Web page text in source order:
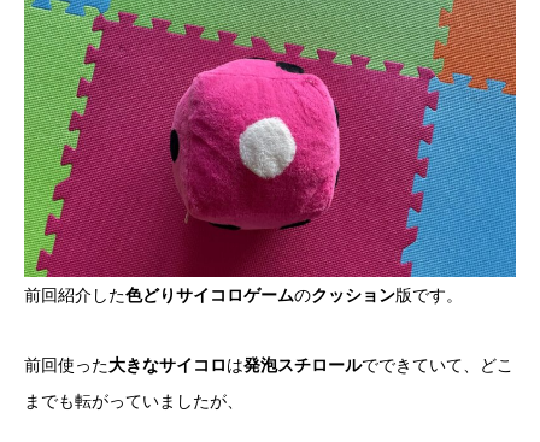
前回紹介した色どりサイコロゲームのクッション版です。
前回使った大きなサイコロは発泡スチロールでできていて、どこ
までも転がっていましたが、